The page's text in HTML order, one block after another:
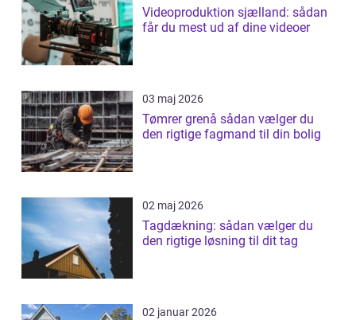
Videoproduktion sjælland: sådan
får du mest ud af dine videoer
03 maj 2026
Tømrer grenå sådan vælger du
den rigtige fagmand til din bolig
02 maj 2026
Tagdækning: sådan vælger du
den rigtige løsning til dit tag
02 januar 2026